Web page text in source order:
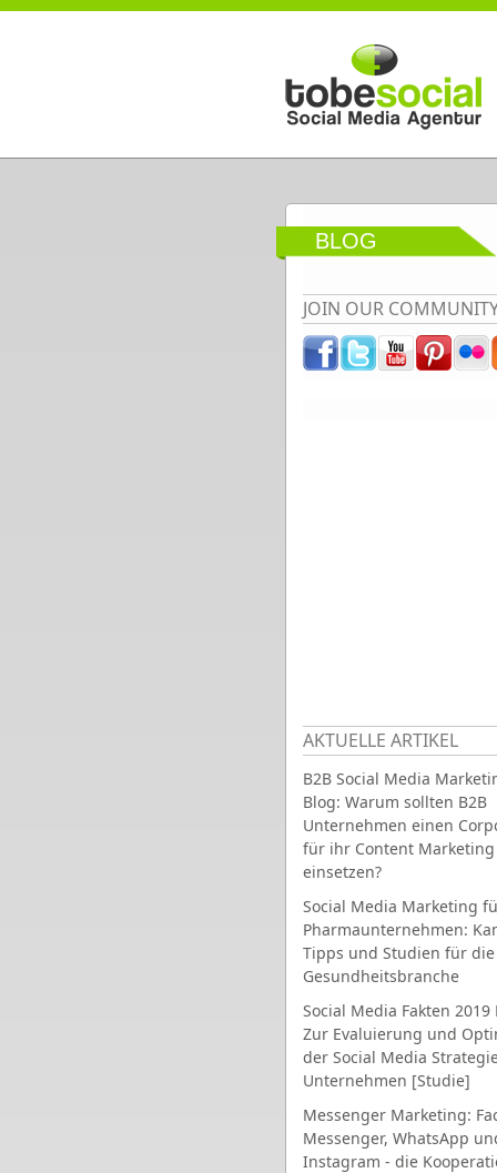
Direkt zum Inhalt
BLOG
JOIN OUR
AKTUELLE ARTIKEL
B2B Social Media
Blog: Warum sollten B2B
Unternehmen einen
für ihr Content Marketing
einsetzen?
Social Media Marketing
Pharmaunternehmen:
Tipps und Studien für die
Gesundheitsbranche
Social Media Fakten 2019
Zur Evaluierung und
der Social Media
Unternehmen [Studie]
Messenger Marketing:
Messenger, WhatsApp
Instagram - die